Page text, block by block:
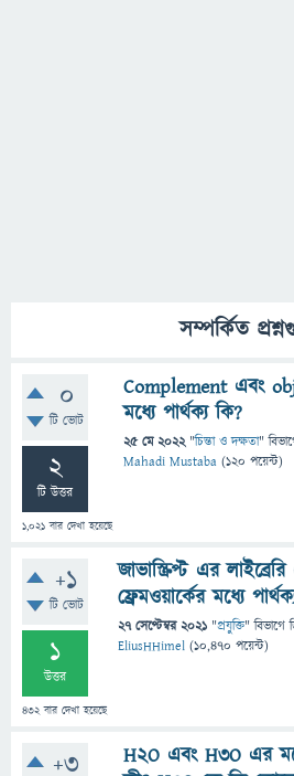
সম্পর্কিত
0
টি ভোট
2
টি উত্তর
1,021 বার দেখা হয়েছে
Complement এবং
মধ্যে পার্থক্য কি?
25 মে 2022 "চিন্তা ও দক্ষতা"
Mahadi Mustaba (120 পয়েন্ট)
+1
টি ভোট
1
উত্তর
432বার দেখা হয়েছে
জাভাস্ক্রিপ্ট এর
ফ্রেমওয়ার্কের মধ্যে
27 সেপ্টেম্বর 2021 "প্রযুক্তি" বিভাগে
EliusHHimel (10,470 পয়েন্ট)
+3
H2O এবং H3O এর